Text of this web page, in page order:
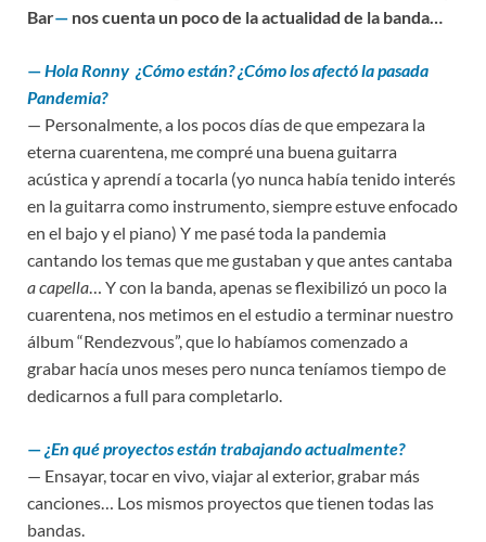
o
k
p
p
n er
Bar— nos cuenta un poco de la actualidad de la banda…
—Hola Ronny ¿Cómo están? ¿Cómo los afectó la pasada
Pandemia?
— Personalmente, a los pocos días de que empezara la
eterna cuarentena, me compré una buena guitarra
acústica y aprendí a tocarla (yo nunca había tenido interés
en la guitarra como instrumento, siempre estuve enfocado
en el bajo y el piano) Y me pasé toda la pandemia
cantando los temas que me gustaban y que antes cantaba
a capella… Y con la banda, apenas se flexibilizó un poco la
cuarentena, nos metimos en el estudio a terminar nuestro
álbum “Rendezvous”, que lo habíamos comenzado a
grabar hacía unos meses pero nunca teníamos tiempo de
dedicarnos a full para completarlo.
—¿En qué proyectos están trabajando actualmente?
— Ensayar, tocar en vivo, viajar al exterior, grabar más
canciones… Los mismos proyectos que tienen todas las
bandas.